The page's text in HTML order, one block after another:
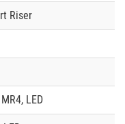
Riser
LED